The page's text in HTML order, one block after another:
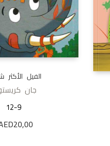
الفيل الأكثر
جان
12-9
20,00